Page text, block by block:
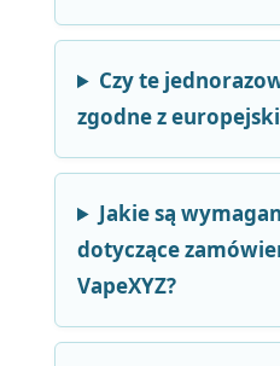
Czy te
zgodne z
Jakie są
dotyczące
VapeXYZ?